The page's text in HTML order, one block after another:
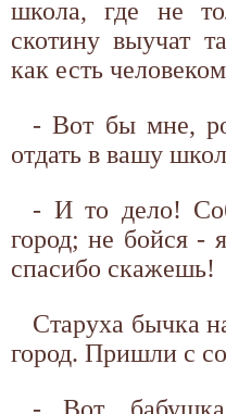
школа, где не
скотину выучат
как есть
- Вот бы мне,
отдать в вашу
- И то дело!
город; не бойся -
спасибо скажешь!
Старуха бычка
город. Пришли с
- Вот,